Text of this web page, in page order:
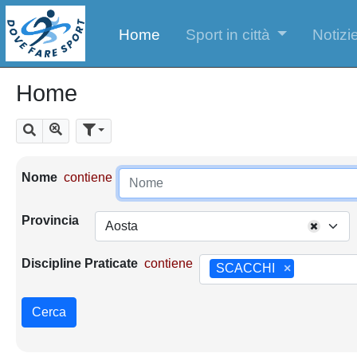
Home Sport in città
Home
Cerca Mostra tutti i risultati
Parametri di ricerca
Nome contiene
Provincia Aosta
Discipline Praticate contiene ×
SCACCHI
Cerca